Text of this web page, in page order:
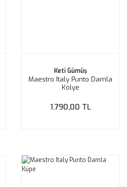
Keti Gümüş
Maestro Italy Punto Damla
Kolye
1.790,00 TL